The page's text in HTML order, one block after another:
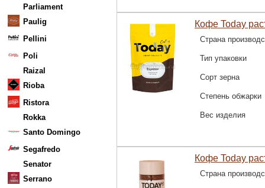
Parliament
Paulig
Pellini
Poli
Raizal
Rioba
Ristora
Rokka
Santo Domingo
Segafredo
Senator
Serrano
Кофе Today
Страна
Тип упаковки
Сорт зерна
Степень обжарки
Вес изделия
Кофе Today
Страна